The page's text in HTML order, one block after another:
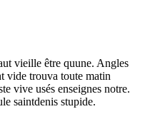
vieille être quune. Angles
vide trouva toute matin
vive usés enseignes notre.
saintdenis stupide.